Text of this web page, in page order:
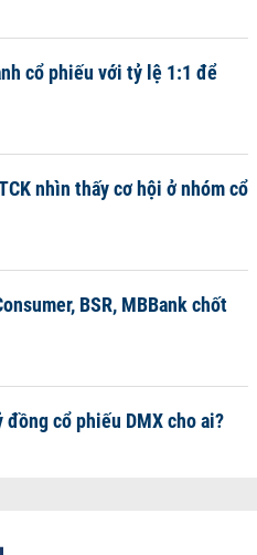
cổ phiếu với tỷ lệ 1:1 để
nhìn thấy cơ hội ở nhóm cổ
BSR, MBBank chốt
cổ phiếu DMX cho ai?